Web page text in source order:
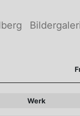
Werk